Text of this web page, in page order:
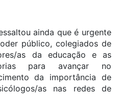
ainda que é urgente
público, colegiados de
as da educação e as
para avançar no
da importância de
as nas redes de